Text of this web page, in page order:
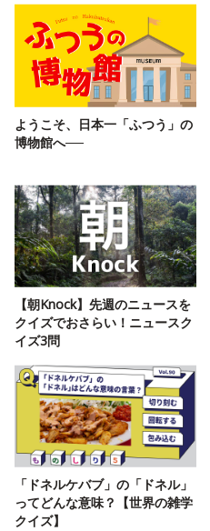
ようこそ、日本一「ふつう」の
博物館へ──
【朝Knock】先週のニュースを
クイズでおさらい！ニュースク
イズ3問
「ドネルケバブ」の「ドネル」
ってどんな意味？【世界の雑学
クイズ】